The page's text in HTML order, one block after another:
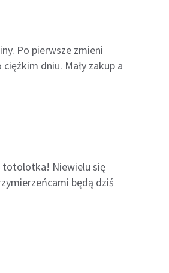
Po pierwsze zmieni
dniu. Mały zakup a
totolotka! Niewielu się
będą dziś